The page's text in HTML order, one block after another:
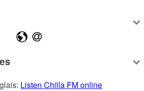
Listen Chilla FM online